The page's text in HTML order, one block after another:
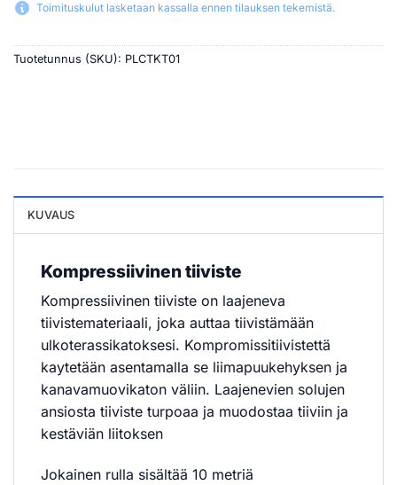
Toimituskulut lasketaan kassalla ennen tilauksen tekemistä.
Tuotetunnus (SKU): PLCTKT01
KUVAUS
Kompressiivinen tiiviste
Kompressiivinen tiiviste on laajeneva
tiivistemateriaali, joka auttaa tiivistämään
ulkoterassikatoksesi. Kompromissitiivistettä
kaytetään asentamalla se liimapuukehyksen ja
kanavamuovikaton väliin. Laajenevien solujen
ansiosta tiiviste turpoaa ja muodostaa tiiviin ja
kestäviän liitoksen
Jokainen rulla sisältää 10 metriä